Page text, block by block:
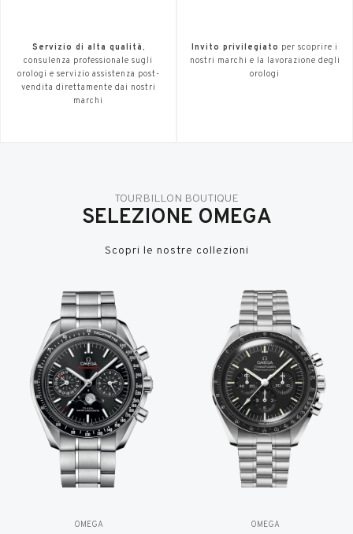
Servizio di alta qualità,
consulenza professionale sugli
orologi e servizio assistenza post-
vendita direttamente dai nostri
marchi
Invito privilegiato per scoprire i
nostri marchi e la lavorazione degli
orologi
TOURBILLON BOUTIQUE
SELEZIONE OMEGA
Scopri le nostre collezioni
OMEGA OMEGA